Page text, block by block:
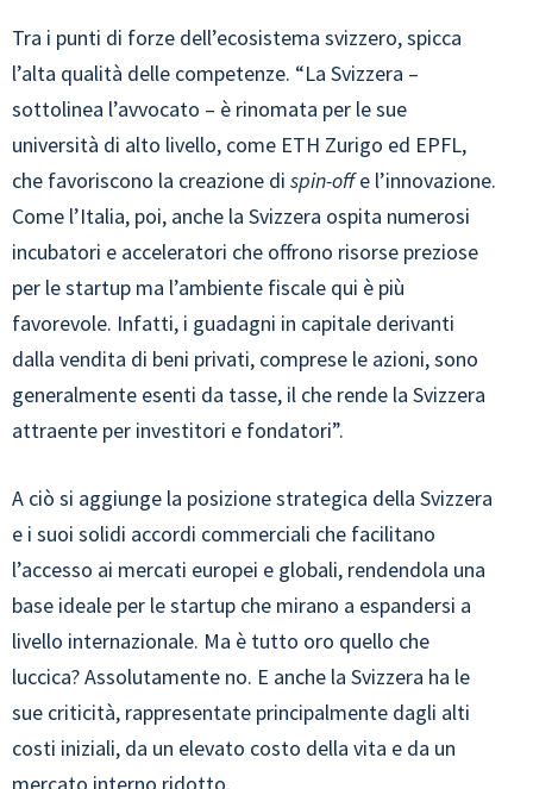
Tra i punti di forze dell’ecosistema svizzero, spicca
l’alta qualità delle competenze. “La Svizzera –
sottolinea l’avvocato – è rinomata per le sue
università di alto livello, come ETH Zurigo ed EPFL,
che favoriscono la creazione di spin-offe l’innovazione.
Come l’Italia, poi, anche la Svizzera ospita numerosi
incubatori e acceleratori che offrono risorse preziose
per le startup ma l’ambiente fiscale qui è più
favorevole. Infatti, i guadagni in capitale derivanti
dalla vendita di beni privati, comprese le azioni, sono
generalmente esenti da tasse, il che rende la Svizzera
attraente per investitori e fondatori”.
A ciò si aggiunge la posizione strategica della Svizzera
e i suoi solidi accordi commerciali che facilitano
l’accesso ai mercati europei e globali, rendendola una
base ideale per le startup che mirano a espandersi a
livello internazionale. Ma è tutto oro quello che
luccica? Assolutamente no. E anche la Svizzera ha le
sue criticità, rappresentate principalmente dagli alti
costi iniziali, da un elevato costo della vita e da un